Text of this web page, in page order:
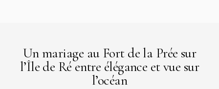
Un mariage au Fort de la Prée sur
l’Île de Ré entre élégance et vue sur
l’océan